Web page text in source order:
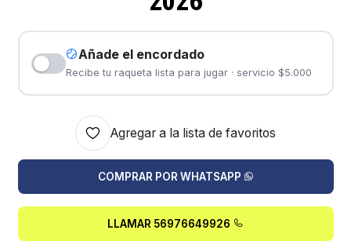
Añade el encordado
Recibe tu raqueta lista para jugar · servicio $5.000
Agregar a la lista de favoritos
COMPRAR POR WHATSAPP
LLAMAR 56976649926